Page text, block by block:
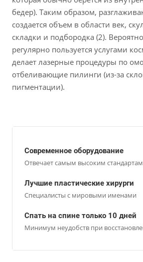
бедер). Таким образом,
создается объем в области век,
складки и подбородка (2).
регулярно пользуется услугами
делает лазерные процедуры по
отбеливающие пилинги (из-за
пигментации).
Современное оборудование
Отвечает самым высоким стандартам
Лучшие пластические хирурги
Специалисты с мировыми именами
Спать на спине только 10 дней
Минимум неудобств при